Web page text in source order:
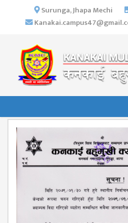
ABOUT US
INSTITUTIONAL
OVERVIEW
VISION MISSION
OBJECTIVES
MAJOR
STRATEGIES
ORGANIZATIONAL
STRUCTURE
ACTIVITIES &
ACHIEVEMENTS
Surunga, Jhapa Mechi